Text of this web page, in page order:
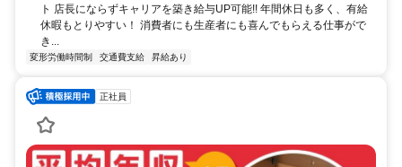
ト 店長にならずキャリアを築き給与UP可能!! 年間休日も多く、有給
休暇もとりやすい！ 消費者にも生産者にも喜んでもらえる仕事がで
き...
変形労働時間制 交通費支給 昇給あり
正社員